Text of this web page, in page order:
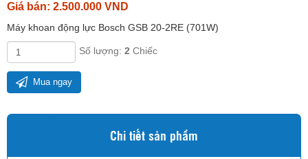
Giá bán: 2.500.000 VND
Máy khoan động lực Bosch GSB 20-2RE (701W)
Số lượng: 2 Chiếc
Mua ngay
Chi tiết sản phẩm